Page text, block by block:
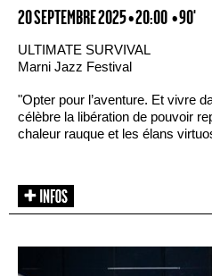
20 SEPTEMBRE 2025 • 20:00 • 90'
ULTIMATE SURVIVAL
Marni Jazz Festival
"Opter pour l’aventure. Et vivre
célèbre la libération de pouvoir
chaleur rauque et les élans